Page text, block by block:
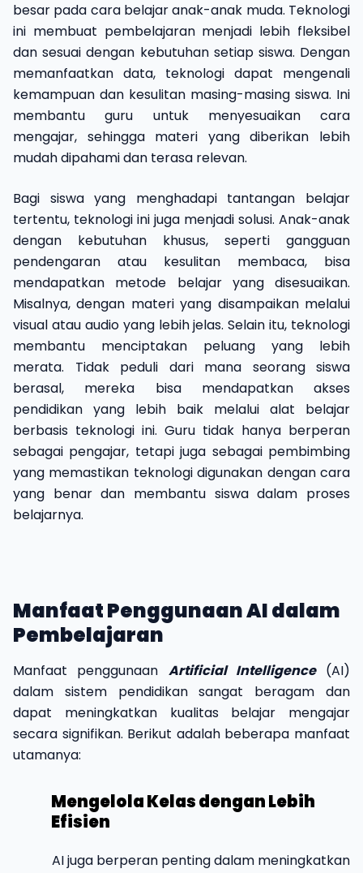
besar pada cara belajar anak-anak muda. Teknologi
ini membuat pembelajaran menjadi lebih fleksibel
dan sesuai dengan kebutuhan setiap siswa. Dengan
memanfaatkan data, teknologi dapat mengenali
kemampuan dan kesulitan masing-masing siswa. Ini
membantu guru untuk menyesuaikan cara
mengajar, sehingga materi yang diberikan lebih
mudah dipahami dan terasa relevan.
Bagi siswa yang menghadapi tantangan belajar
tertentu, teknologi ini juga menjadi solusi. Anak-anak
dengan kebutuhan khusus, seperti gangguan
pendengaran atau kesulitan membaca, bisa
mendapatkan metode belajar yang disesuaikan.
Misalnya, dengan materi yang disampaikan melalui
visual atau audio yang lebih jelas. Selain itu, teknologi
membantu menciptakan peluang yang lebih
merata. Tidak peduli dari mana seorang siswa
berasal, mereka bisa mendapatkan akses
pendidikan yang lebih baik melalui alat belajar
berbasis teknologi ini. Guru tidak hanya berperan
sebagai pengajar, tetapi juga sebagai pembimbing
yang memastikan teknologi digunakan dengan cara
yang benar dan membantu siswa dalam proses
belajarnya.
Manfaat Penggunaan AI dalam
Pembelajaran
Manfaat penggunaan Artificial Intelligence(AI)
dalam sistem pendidikan sangat beragam dan
dapat meningkatkan kualitas belajar mengajar
secara signifikan. Berikut adalah beberapa manfaat
utamanya:
Mengelola Kelas dengan Lebih
Efisien
AI juga berperan penting dalam meningkatkan